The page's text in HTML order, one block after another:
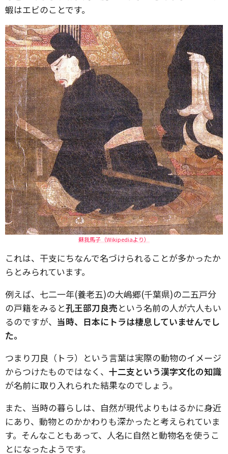
蝦はエビのことです。
蘇我馬子（Wikipediaより）
これは、干支にちなんで名づけられることが多かったか
らとみられています。
例えば、七二一年(養老五)の大嶋郷(千葉県)の二五戸分
の戸籍をみると孔王部刀良売という名前の人が六人もい
るのですが、 当時、日本にトラは棲息していませんでし
た。
つまり刀良（トラ）という言葉は実際の動物のイメージ
からつけたものではなく、 十二支という漢字文化の知識
が名前に取り入れられた結果なのでしょう。
また、当時の暮らしは、自然が現代よりもはるかに身近
にあり、動物とのかかわりも深かったと考えられていま
す。そんなこともあって、人名に自然と動物名を使うこ
とになったようです。